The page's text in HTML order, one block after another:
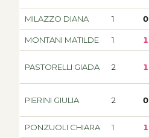
MILAZZO DIANA 1 0
MONTANI MATILDE 1 1
PASTORELLI GIADA 2 1
PIERINI GIULIA 2 0
PONZUOLI CHIARA 1 1